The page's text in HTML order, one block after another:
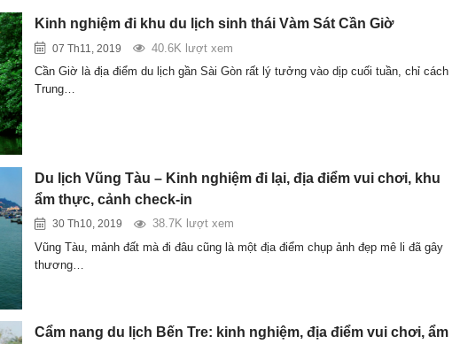
Kinh nghiệm đi khu du lịch sinh thái Vàm Sát Cần Giờ
07 Th11, 2019
40.6K lượt xem
Cần Giờ là địa điểm du lịch gần Sài Gòn rất lý tưởng vào dịp cuối tuần, chỉ cách
Trung…
Du lịch Vũng Tàu – Kinh nghiệm đi lại, địa điểm vui chơi, khu
ẩm thực, cảnh check-in
30 Th10, 2019
38.7K lượt xem
Vũng Tàu, mảnh đất mà đi đâu cũng là một địa điểm chụp ảnh đẹp mê li đã gây
thương…
Cẩm nang du lịch Bến Tre: kinh nghiệm, địa điểm vui chơi, ẩm